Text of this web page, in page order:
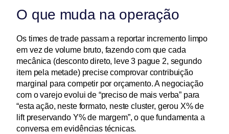
O que muda na operação
Os times de trade passam a reportar incremento limpo
em vez de volume bruto, fazendo com que cada
mecânica (desconto direto, leve 3 pague 2, segundo
item pela metade) precise comprovar contribuição
marginal para competir por orçamento. A negociação
com o varejo evolui de “preciso de mais verba” para
“esta ação, neste formato, neste cluster, gerou X% de
lift preservando Y% de margem”, o que fundamenta a
conversa em evidências técnicas.